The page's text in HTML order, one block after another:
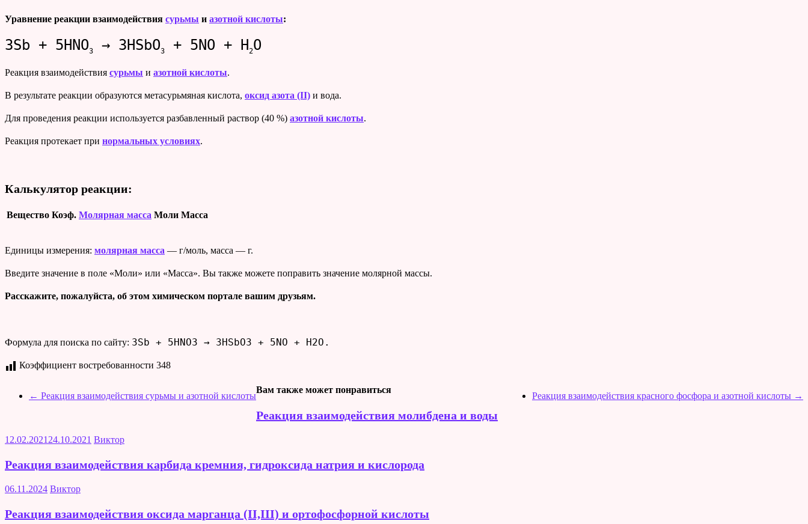
Уравнение реакции взаимодействия сурьмы и азотной кислоты:
3Sb + 5HNO3 → 3HSbO3 + 5NO + H 2O
Реакция взаимодействия сурьмы и азотной кислоты.
В результате реакции образуются метасурьмяная кислота, оксид азота (II) и вода.
Для проведения реакции используется разбавленный раствор (40 %) азотной кислоты.
Реакция протекает при нормальных условиях.
Калькулятор реакции:
Вещество Коэф. Молярная масса Моли Масса
Единицы измерения: молярная масса — г/моль, масса — г.
Введите значение в поле «Моли» или «Масса». Вы также можете поправить значение молярной массы.
Расскажите, пожалуйста, об этом химическом портале вашим друзьям.
Формула для поиска по сайту: 3Sb + 5HNO3 → 3HSbO3 + 5NO + H2O.
Коэффициент востребованности 348
← Реакция взаимодействия сурьмы и азотной кислоты Реакция взаимодействия красного фосфора и азотной кислоты →
Вам также может понравиться
Реакция взаимодействия молибдена и воды
12.02.202124.10.2021 Виктор
Реакция взаимодействия карбида кремния, гидроксида натрия и кислорода
06.11.2024 Виктор
Реакция взаимодействия оксида марганца (II,III) и ортофосфорной кислоты